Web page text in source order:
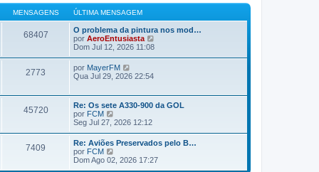
MENSAGENS ÚLTIMA MENSAGEM
68407
O problema da pintura nos mod…
por AeroEntusiasta
m
a
n
s
a
g
e
Dom Jul 12, 2026 11:08
2773 por MayerFM
e
l
t
m
a
m
n
s
Qua Jul 29, 2026 22:54
45720
Re: Os sete A330-900 da GOL
por FCM
e
ú
t
i
Seg Jul 27, 2026 12:12
7409
Re: Aviões Preservados pelo B…
por FCM
e
Dom Ago 02, 2026 17:27